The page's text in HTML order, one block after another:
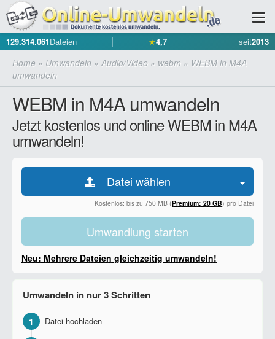
129.314.061Dateien ★4,7 seit2013
Home » Umwandeln » Audio/Video » webm » WEBM in M4A
umwandeln
WEBM in M4A umwandeln
Jetzt kostenlos und online WEBM in M4A
umwandeln!
Datei wählen
Kostenlos: bis zu 750 MB (Premium: 20 GB) pro Datei
Umwandlung starten
Neu: Mehrere Dateien gleichzeitig umwandeln!
Umwandeln in nur 3 Schritten
1 Datei hochladen